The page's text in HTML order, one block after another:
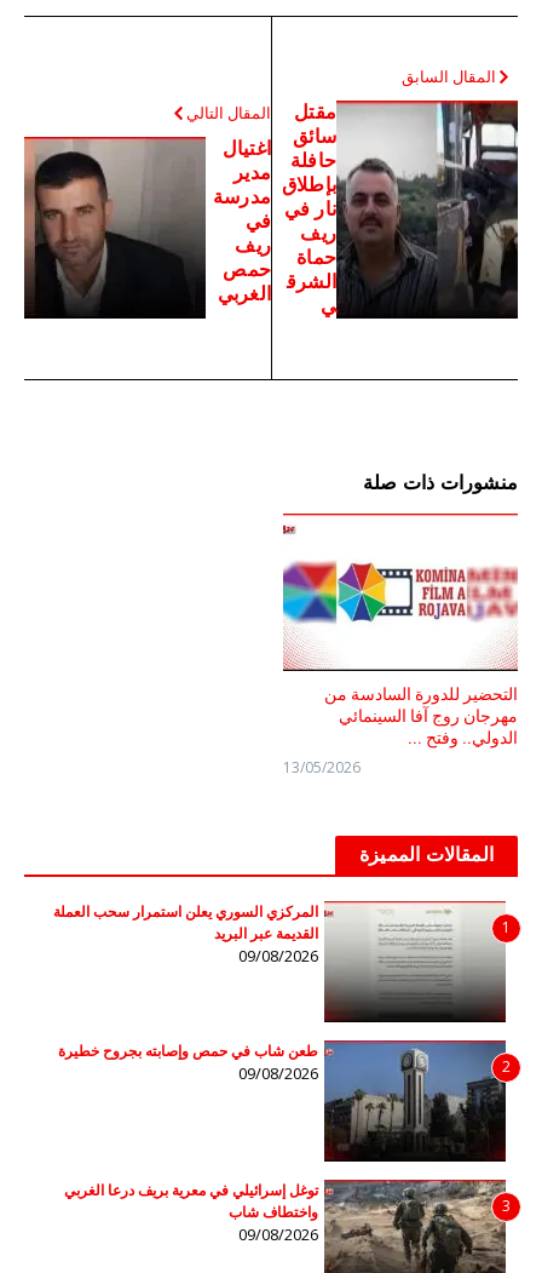
المقال السابق
مقتل
سائق
حافلة
بإطلاق
نار في
ريف
حماة
الشرق
ي
المقال التالي
اغتيال
مدير
مدرسة
في
ريف
حمص
الغربي
منشورات ذات صلة
التحضير للدورة السادسة من
مهرجان روج آفا السينمائي
الدولي.. وفتح ...
13/05/2026
المقالات المميزة
1
المركزي السوري يعلن استمرار سحب العملة
القديمة عبر البريد
09/08/2026
2
طعن شاب في حمص وإصابته بجروح خطيرة
09/08/2026
3
توغل إسرائيلي في معرية بريف درعا الغربي
واختطاف شاب
09/08/2026